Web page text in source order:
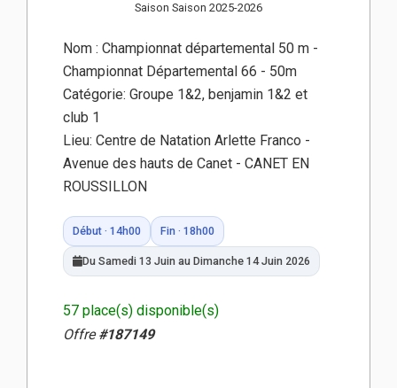
Saison Saison 2025-2026
Nom : Championnat départemental 50 m -
Championnat Départemental 66 - 50m
Catégorie: Groupe 1&2, benjamin 1&2 et
club 1
Lieu: Centre de Natation Arlette Franco -
Avenue des hauts de Canet - CANET EN
ROUSSILLON
Début · 14h00 Fin · 18h00
Du Samedi 13 Juin au Dimanche 14 Juin 2026
57 place(s) disponible(s)
Offre#187149